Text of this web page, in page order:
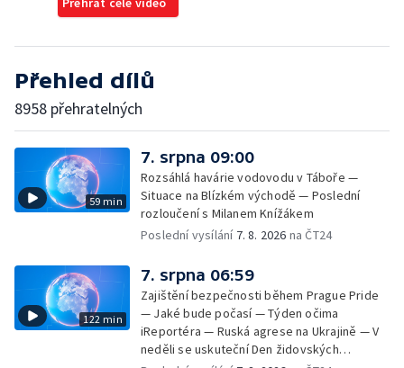
Přehled dílů
8958 přehratelných
59 min
7. srpna 09:00
Rozsáhlá havárie vodovodu v Táboře —
Situace na Blízkém východě — Poslední
rozloučení s Milanem Knížákem
Poslední vysílání 7. 8. 2026 na ČT24
122 min
7. srpna 06:59
Zajištění bezpečnosti během Prague Pride
— Jaké bude počasí — Týden očima
iReportéra — Ruská agrese na Ukrajině — V
neděli se uskuteční Den židovských